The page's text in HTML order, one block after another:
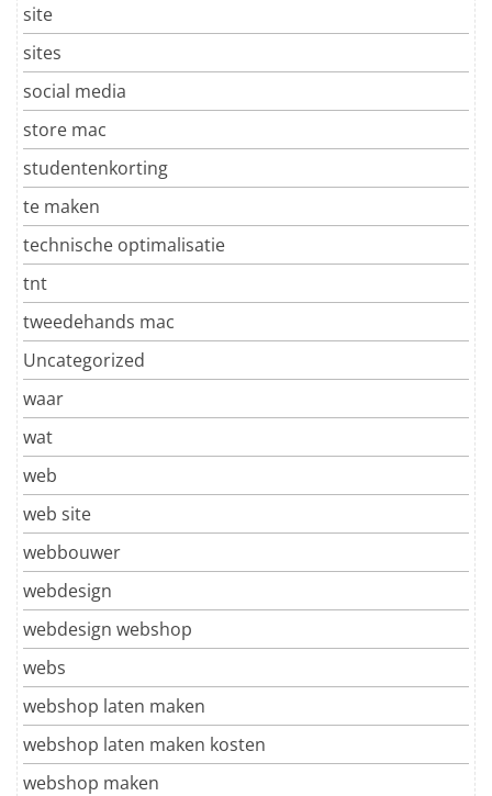
site
sites
social media
store mac
studentenkorting
te maken
technische optimalisatie
tnt
tweedehands mac
Uncategorized
waar
wat
web
web site
webbouwer
webdesign
webdesign webshop
webs
webshop laten maken
webshop laten maken kosten
webshop maken